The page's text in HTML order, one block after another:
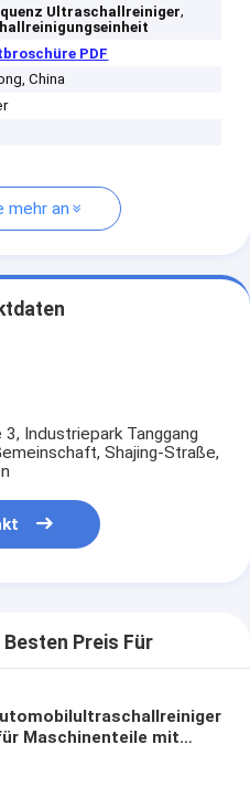
Ultraschallreiniger,
PDF
China
mehr an
3, Industriepark Tanggang
Shajing-Straße,
Besten Preis Für
Maschinenteile mit